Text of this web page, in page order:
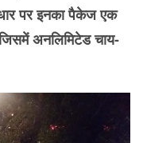
पर इनका पैकेज एक
अनलिमिटेड चाय-